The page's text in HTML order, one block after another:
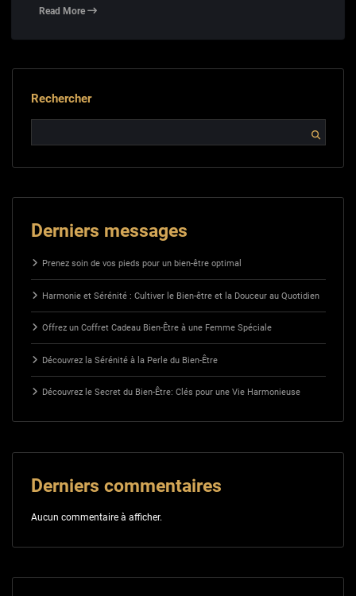
Read More
Rechercher
Derniers messages
Prenez soin de vos pieds pour un bien-être optimal
Harmonie et Sérénité : Cultiver le Bien-être et la Douceur au Quotidien
Offrez un Coffret Cadeau Bien-Être à une Femme Spéciale
Découvrez la Sérénité à la Perle du Bien-Être
Découvrez le Secret du Bien-Être: Clés pour une Vie Harmonieuse
Derniers commentaires
Aucun commentaire à afficher.